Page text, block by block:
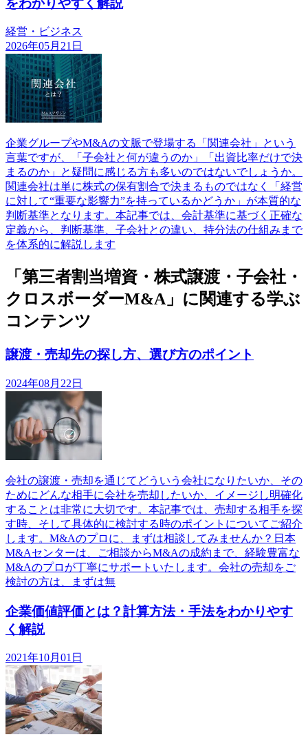
経営・ビジネス
2026年05月21日
企業グループやM&Aの文脈で登場する「関連会社」という
言葉ですが、「子会社と何が違うのか」「出資比率だけで決
まるのか」と疑問に感じる方も多いのではないでしょうか。
関連会社は単に株式の保有割合で決まるものではなく「経営
に対して“重要な影響力”を持っているかどうか」が本質的な
判断基準となります。本記事では、会計基準に基づく正確な
定義から、判断基準、子会社との違い、持分法の仕組みまで
を体系的に解説します
「第三者割当増資・株式譲渡・子会社・
クロスボーダーM&A」に関連する学ぶ
コンテンツ
譲渡・売却先の探し方、選び方のポイント
2024年08月22日
会社の譲渡・売却を通じてどういう会社になりたいか、その
ためにどんな相手に会社を売却したいか、イメージし明確化
することは非常に大切です。本記事では、売却する相手を探
す時、そして具体的に検討する時のポイントについてご紹介
します。M&Aのプロに、まずは相談してみませんか？日本
M&Aセンターは、ご相談からM&Aの成約まで、経験豊富な
M&Aのプロが丁寧にサポートいたします。会社の売却をご
検討の方は、まずは無
企業価値評価とは？計算方法・手法をわかりやす
く解説
2021年10月01日